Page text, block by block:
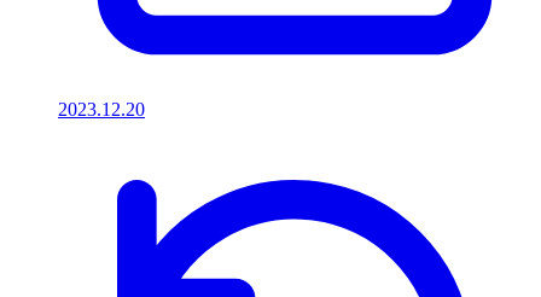
2023.12.20